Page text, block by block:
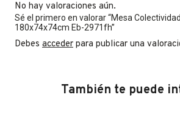
No hay valoraciones aún.
Sé el primero en valorar “Mesa
180x74x74cm Eb-2971fh”
Debes acceder para publicar una
También te puede